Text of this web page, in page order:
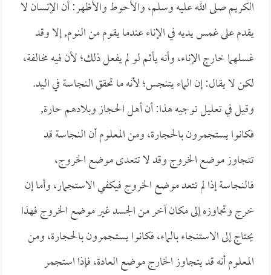
الكريم صلى الله عليه وسلم، والأحوط والأظهر: أن الإنسان لا
يقدم على غمس يديه في الإناء عندما يقوم من النوم, إلا وقد
غسلهما خارج الإناء، وأنه يأثم لو لم يفعل ذلك؛ لأن فيه مخالفة،
لكن لا يقال: إن الماء يتنجس؛ لأنه ما تحقق النجاسة في اليد.
وقيل في تعليل توجيه هذا: أن أهل الحجاز وبلادهم حارة,
فكانوا يستجمرون بالحجارة، ومن المعلوم أن النجاسة قد
تتجاوز موضع الخروج وقد لا تتعدى موضع الخروج،
فالنجاسة إذا لم تتعد موضع الخروج فيكفي الاستجمار، وأما إن
خرج وتجاوزه إلى مكان آخر من الجسد غير موضع الخروج فهذا
يحتاج إلى الاستنجاء بالماء، فكانوا يستجمرون بالحجارة، ومن
المعلوم أنه قد يتجاوز الخارج موضع العادة، فإذا استجمر